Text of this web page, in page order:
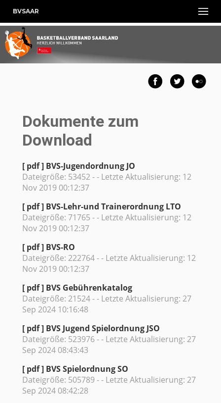
BVSAAR
Dokumente zum
Download
[ pdf ] BVS-Jugendordnung JO
Dateigröße: 53452 - - Letzte Aktualisierung: 12
Nov 2019 00:12:37
[ pdf ] BVS-Lehr-und Trainerordnung LTO
Dateigröße: 71765 - - Letzte Aktualisierung: 12
Nov 2019 00:12:37
[ pdf ] BVS-RO
Dateigröße: 222764 - - Letzte Aktualisierung: 12
Nov 2019 00:12:37
[ pdf ] BVS Gebührenkatalog
Dateigröße: 21524 - - Letzte Aktualisierung: 27
Sep 2024 10:16:48
[ pdf ] BVS Jugend Spielordnung JSO
Dateigröße: 523976 - - Letzte Aktualisierung: 27
Sep 2024 08:43:43
[ pdf ] BVS Spielordnung SO
Dateigröße: 505789 - - Letzte Aktualisierung: 27
Sep 2024 08:42:28